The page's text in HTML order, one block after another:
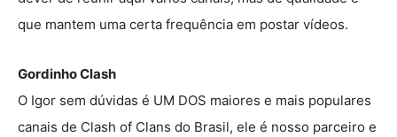
que mantem uma certa frequência em postar vídeos.
Gordinho Clash
O Igor sem dúvidas é UM DOS maiores e mais populares
canais de Clash of Clans do Brasil, ele é nosso parceiro e